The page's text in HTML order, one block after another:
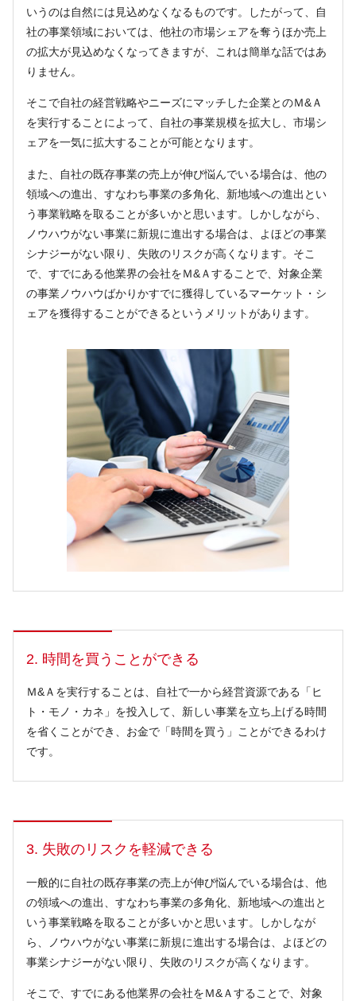
いうのは自然には見込めなくなるものです。したがって、自
社の事業領域においては、他社の市場シェアを奪うほか売上
の拡大が見込めなくなってきますが、これは簡単な話ではあ
りません。
そこで自社の経営戦略やニーズにマッチした企業とのＭ&Ａ
を実行することによって、自社の事業規模を拡大し、市場シ
ェアを一気に拡大することが可能となります。
また、自社の既存事業の売上が伸び悩んでいる場合は、他の
領域への進出、すなわち事業の多角化、新地域への進出とい
う事業戦略を取ることが多いかと思います。しかしながら、
ノウハウがない事業に新規に進出する場合は、よほどの事業
シナジーがない限り、失敗のリスクが高くなります。そこ
で、すでにある他業界の会社をＭ&Ａすることで、対象企業
の事業ノウハウばかりかすでに獲得しているマーケット・シ
ェアを獲得することができるというメリットがあります。
2. 時間を買うことができる
Ｍ&Ａを実行することは、自社で一から経営資源である「ヒ
ト・モノ・カネ」を投入して、新しい事業を立ち上げる時間
を省くことができ、お金で「時間を買う」ことができるわけ
です。
3. 失敗のリスクを軽減できる
一般的に自社の既存事業の売上が伸び悩んでいる場合は、他
の領域への進出、すなわち事業の多角化、新地域への進出と
いう事業戦略を取ることが多いかと思います。しかしなが
ら、ノウハウがない事業に新規に進出する場合は、よほどの
事業シナジーがない限り、失敗のリスクが高くなります。
そこで、すでにある他業界の会社をＭ&Ａすることで、対象